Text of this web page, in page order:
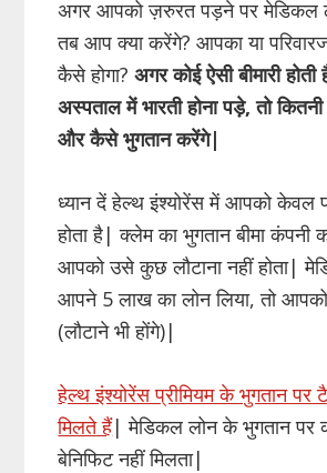
अगर आपको ज़रुरत पड़ने पर मेडिकल
तब आप क्या करेंगे? आपका या
कैसे होगा?अगर कोई ऐसी बीमारी
अस्पताल में भारती होना पड़े, तो
और कैसे भुगतान करेंगे|
ध्यान दें हेल्थ इंश्योरेंस में आपको केवल
होता है| क्लेम का भुगतान बीमा कंपनी
आपको उसे कुछ लौटाना नहीं होता|
आपने 5 लाख का लोन लिया, तो
(लौटाने भी होंगे)|
हेल्थ इंश्योरेंस प्रीमियम के भुगतान पर
मिलते हैं| मेडिकल लोन के भुगतान पर
बेनिफिट नहीं मिलता|